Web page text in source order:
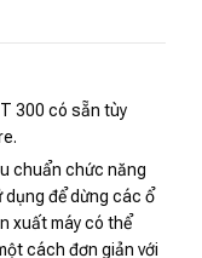
300 có sẵn tùy
chuẩn chức năng
để dừng các ổ
xuất máy có thể
cách đơn giản với